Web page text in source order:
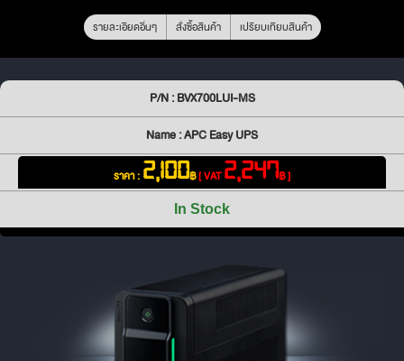
รายละเอียดอื่นๆ สั่งซื้อสินค้า เปรียบเทียบสินค้า
P/N : BVX700LUI-MS
Name : APC Easy UPS
ราคา : 2,100฿[ VAT2,247฿ ]
In Stock